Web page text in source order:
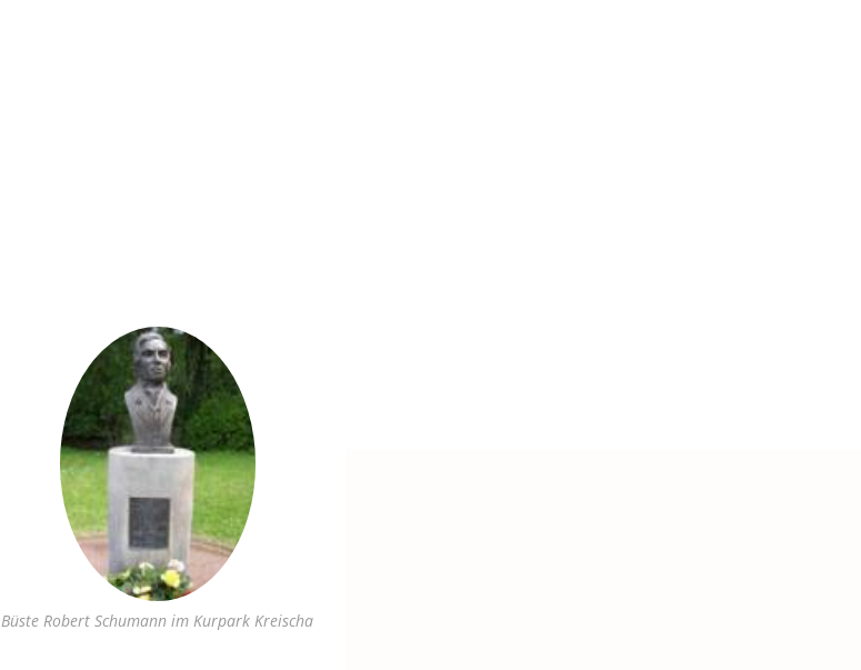
Büste Robert Schumann im Kurpark Kreischa